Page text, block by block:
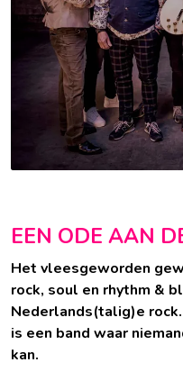
EEN ODE AAN
Het vleesgeworden
rock, soul en rhythm &
Nederlands(talig)e
is een band waar
kan.